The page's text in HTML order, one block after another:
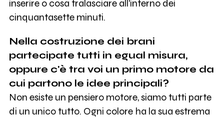
inserire o cosa tralasciare all'interno dei
cinquantasette minuti.
Nella costruzione dei brani
partecipate tutti in egual misura,
oppure c'è tra voi un primo motore da
cui partono le idee principali?
Non esiste un pensiero motore, siamo tutti parte
di un unico tutto. Ogni colore ha la sua estrema